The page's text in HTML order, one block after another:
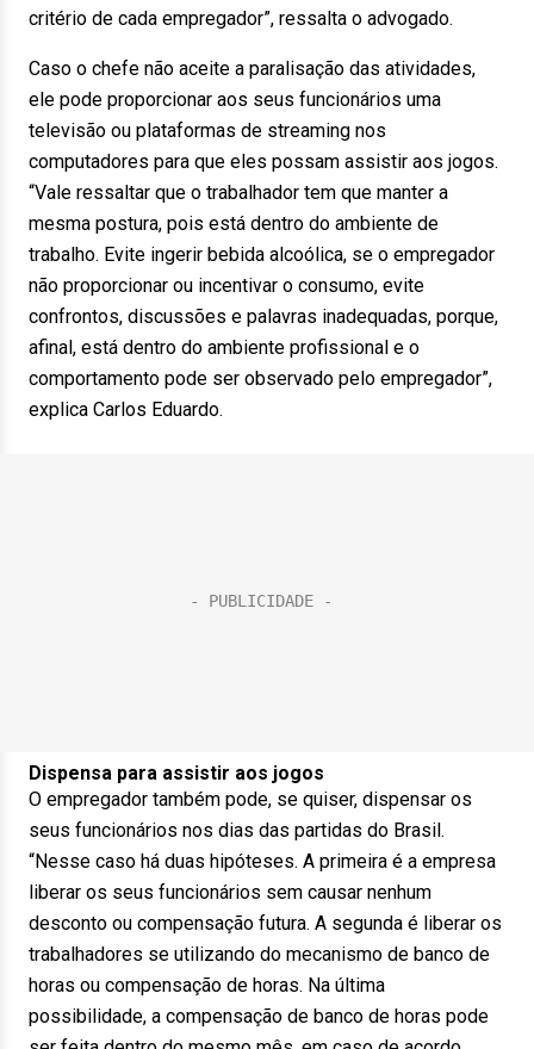
critério de cada empregador”, ressalta o advogado.
Caso o chefe não aceite a paralisação das atividades,
ele pode proporcionar aos seus funcionários uma
televisão ou plataformas de streaming nos
computadores para que eles possam assistir aos jogos.
“Vale ressaltar que o trabalhador tem que manter a
mesma postura, pois está dentro do ambiente de
trabalho. Evite ingerir bebida alcoólica, se o empregador
não proporcionar ou incentivar o consumo, evite
confrontos, discussões e palavras inadequadas, porque,
afinal, está dentro do ambiente profissional e o
comportamento pode ser observado pelo empregador”,
explica Carlos Eduardo.
Dispensa para assistir aos jogos
O empregador também pode, se quiser, dispensar os
seus funcionários nos dias das partidas do Brasil.
“Nesse caso há duas hipóteses. A primeira é a empresa
liberar os seus funcionários sem causar nenhum
desconto ou compensação futura. A segunda é liberar os
trabalhadores se utilizando do mecanismo de banco de
horas ou compensação de horas. Na última
possibilidade, a compensação de banco de horas pode